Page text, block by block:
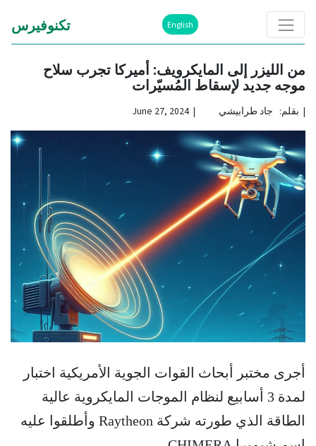
English تكنوفيرس
من الليزر إلى المايكرويف: أميركا تجرب سلاح
موجه جديد لإسقاط المُسيّرات
| بقلم: جاد طرابيشي | June 27, 2024
أجرى مختبر أبحاث القوات الجوية الأمريكية اختبار
لمدة 3 أسابيع لنظام الموجات المايكروية عالية
الطاقة الذي طورته شركة Raytheon وأطلقوا عليه